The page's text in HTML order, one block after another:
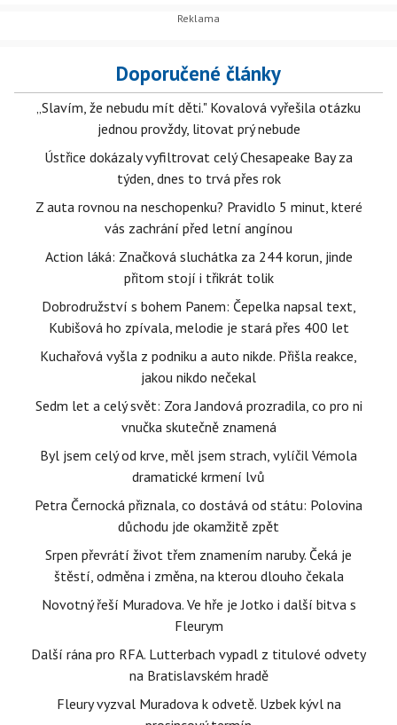
Doporučené články
„Slavím, že nebudu mít děti." Kovalová vyřešila otázku
jednou provždy, litovat prý nebude
Ústřice dokázaly vyfiltrovat celý Chesapeake Bay za
týden, dnes to trvá přes rok
Z auta rovnou na neschopenku? Pravidlo 5 minut, které
vás zachrání před letní angínou
Action láká: Značková sluchátka za 244 korun, jinde
přitom stojí i třikrát tolik
Dobrodružství s bohem Panem: Čepelka napsal text,
Kubišová ho zpívala, melodie je stará přes 400 let
Kuchařová vyšla z podniku a auto nikde. Přišla reakce,
jakou nikdo nečekal
Sedm let a celý svět: Zora Jandová prozradila, co pro ni
vnučka skutečně znamená
Byl jsem celý od krve, měl jsem strach, vylíčil Vémola
dramatické krmení lvů
Petra Černocká přiznala, co dostává od státu: Polovina
důchodu jde okamžitě zpět
Srpen převrátí život třem znamením naruby. Čeká je
štěstí, odměna i změna, na kterou dlouho čekala
Novotný řeší Muradova. Ve hře je Jotko i další bitva s
Fleurym
Další rána pro RFA. Lutterbach vypadl z titulové odvety
na Bratislavském hradě
Fleury vyzval Muradova k odvetě. Uzbek kývl na